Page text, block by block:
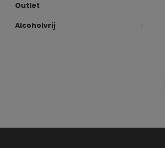
Outlet
Alcoholvrij